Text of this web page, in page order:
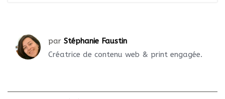
par Stéphanie Faustin
Créatrice de contenu web & print engagée.